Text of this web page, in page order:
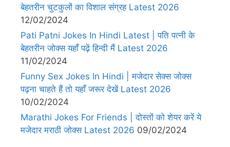
बेहतरीन चुटकुलों का विशाल संग्रह Latest 2026
12/02/2024
Pati Patni Jokes In Hindi Latest | पति पत्नी के
बेहतरीन जोक्स यहाँ पढ़ें हिन्दी मैं Latest 2026
11/02/2024
Funny Sex Jokes In Hindi | मजेदार सेक्स जोक्स
पढ़ना चाहते हैं तो यहाँ जरूर देखें Latest 2026
10/02/2024
Marathi Jokes For Friends | दोस्तों को शेयर करें ये
मजेदार मराठी जोक्स Latest 2026 09/02/2024